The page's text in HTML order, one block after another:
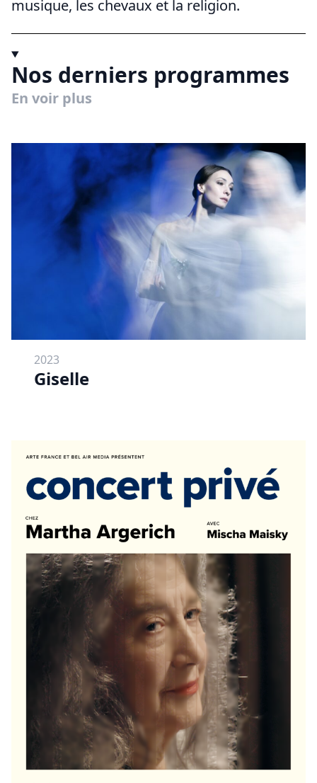
musique, les chevaux et la religion.
Nos derniers programmes
En voir plus
2023
Giselle